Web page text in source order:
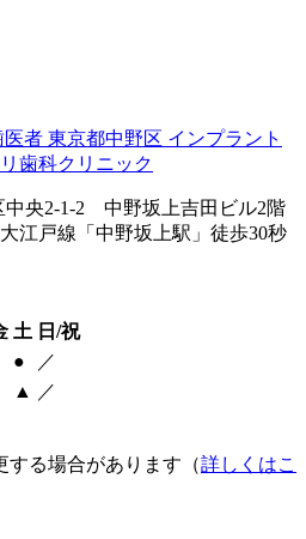
央2-1-2 中野坂上吉田ビル2階
江戸線「中野坂上駅」徒歩30秒
土 日/祝
●
／
▲ ／
る場合があります（詳しくはこ